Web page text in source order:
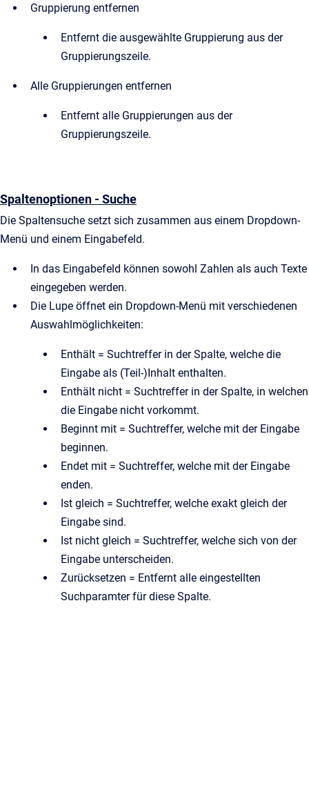
Gruppierung entfernen
Entfernt die ausgewählte Gruppierung aus der
Gruppierungszeile.
Alle Gruppierungen entfernen
Entfernt alle Gruppierungen aus der
Gruppierungszeile.
Spaltenoptionen - Suche
Die Spaltensuche setzt sich zusammen aus einem Dropdown-
Menü und einem Eingabefeld.
In das Eingabefeld können sowohl Zahlen als auch Texte
eingegeben werden.
Die Lupe öffnet ein Dropdown-Menü mit verschiedenen
Auswahlmöglichkeiten:
Enthält = Suchtreffer in der Spalte, welche die
Eingabe als (Teil-)Inhalt enthalten.
Enthält nicht = Suchtreffer in der Spalte, in welchen
die Eingabe nicht vorkommt.
Beginnt mit = Suchtreffer, welche mit der Eingabe
beginnen.
Endet mit = Suchtreffer, welche mit der Eingabe
enden.
Ist gleich = Suchtreffer, welche exakt gleich der
Eingabe sind.
Ist nicht gleich = Suchtreffer, welche sich von der
Eingabe unterscheiden.
Zurücksetzen = Entfernt alle eingestellten
Suchparamter für diese Spalte.